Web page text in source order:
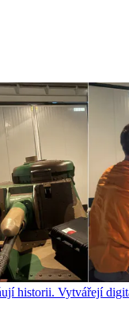
historii. Vytvářejí